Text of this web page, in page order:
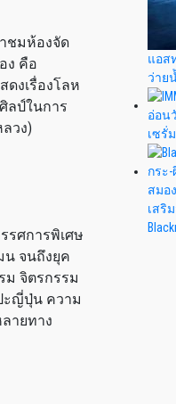
ชมห้องจัด
ง คือ
งเรื่องโลห
ลป์ในการ
วง)
รศการพิเศษ
จนถึงยุค
ม จิตรกรรม
ะญี่ปุ่น ความ
ายทาง
แอส
ว่าย
เซรั่
เสริ